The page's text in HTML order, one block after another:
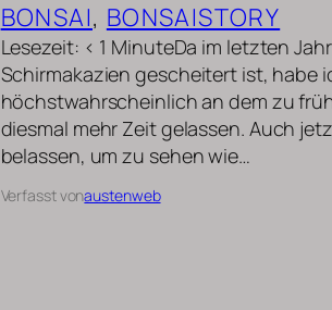
BONSAI, BONSAISTORY
Lesezeit: < 1 MinuteDa im letzten
Schirmakazien gescheitert ist, habe
höchstwahrscheinlich an dem zu
diesmal mehr Zeit gelassen. Auch
belassen, um zu sehen wie…
Verfasst vonaustenweb